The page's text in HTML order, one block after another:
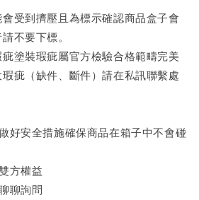
受到擠壓且為標示確認商品盒子會
不要下標。
塗裝瑕疵屬官方檢驗合格範疇完美
疵（缺件、斷件）請在私訊聯繫處
好安全措施確保商品在箱子中不會碰
方權益
聊詢問